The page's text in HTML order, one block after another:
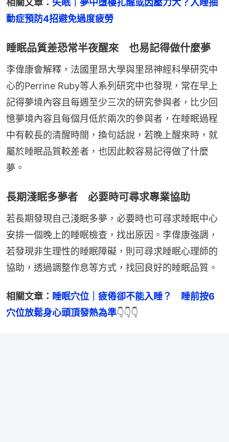
相關文章： 失眠｜夢中墮樓扎醒或因壓力大？入睡抽
動症預防4招避免過度疲勞
睡眠品質差恐常半夜醒來 也易記得做什麼夢
李偉康會解釋，法國里昂大學與里昂神經科學研究中
心的Perrine Ruby等人系列研究中也發現，常在早上
記得夢境內容且每週至少三次的研究參與者，比少回
憶夢境內容且每個月低於兩次的參與者，在睡眠過程
中有較長的清醒時間，換句話說，若晚上醒來時，就
屬於睡眠品質較差者，也因此較容易記得做了什麼
夢。
長期淺眠多夢者 必要時可尋求專業協助
若長期發現自己淺眠多夢，必要時也可尋求睡眠中心
安排一個晚上的睡眠檢查，找出原因。李偉康強調，
若發現非生理性的睡眠障礙，則可尋求睡眠心理師的
協助，透過調整作息等方式，找回良好的睡眠品質。
相關文章： 睡眠穴位｜疲倦卻不能入睡？　睡前按6
穴位放鬆身心頭頂發熱為準👇👇👇